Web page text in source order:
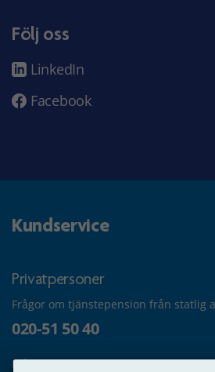
Följ oss
LinkedIn
Facebook
Kundservice
Privatpersoner
Frågor om tjänstepension från statlig
020-51 50 40
Frågor om utbetalning